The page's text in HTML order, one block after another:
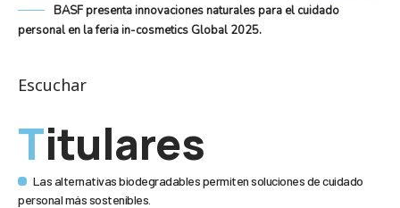
BASF presenta innovaciones naturales para el cuidado
personal en la feria in-cosmetics Global 2025.
Escuchar
Titulares
Las alternativas biodegradables permiten soluciones de cuidado
personal más sostenibles.